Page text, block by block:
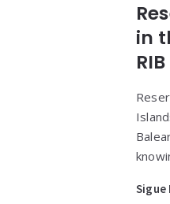
in
RIB
Sigue